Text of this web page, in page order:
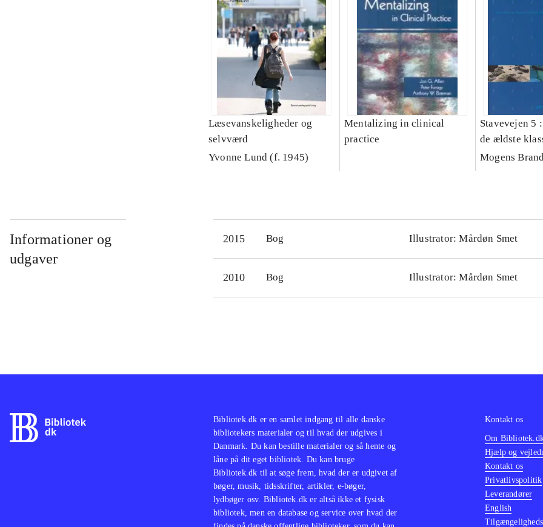
Læsevanskeligheder og
selvværd
Yvonne Lund (f. 1945)
Mentalizing in clinical
practice
Stavevejen 5
de ældste
Mogens
Informationer og
udgaver
2015 Bog Illustrator: Mårdøn Smet
2010 Bog Illustrator: Mårdøn Smet
Bibliotek.dk er en samlet indgang til alle danske
bibliotekers materialer og til hvad der udgives i
Danmark. Du kan bestille materialer og så hente og
låne på dit eget bibliotek. Du kan bruge
Bibliotek.dk til at søge frem, hvad der er udgivet af
bøger, musik, tidsskrifter, artikler, e-bøger,
lydbøger osv. Bibliotek.dk er altså ikke et fysisk
bibliotek, men en database og service over hvad der
Kontakt os
Om
Hjælp og
Kontakt os
Privatlivspolitik
Leverandører
English